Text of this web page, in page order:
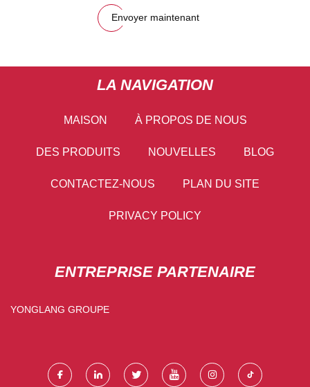
Envoyer maintenant
LA NAVIGATION
MAISON À PROPOS DE NOUS
DES PRODUITS NOUVELLES BLOG
CONTACTEZ-NOUS PLAN DU SITE
PRIVACY POLICY
ENTREPRISE PARTENAIRE
YONGLANG GROUPE